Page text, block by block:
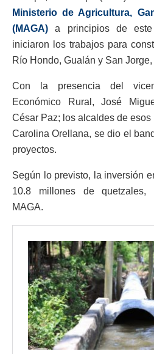
Ministerio de Agricultura,
(MAGA)
a principios de
iniciaron los trabajos para
Río Hondo, Gualán y San
Con la presencia del
Económico Rural, José
César Paz; los alcaldes de
Carolina Orellana, se dio el
proyectos.
Según lo previsto, la inversión
10.8 millones de quetzales,
MAGA.